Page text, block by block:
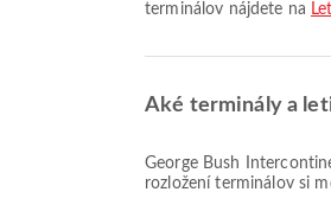
terminálov nájdete na
Aké terminály a
George Bush Intercontinental Airport ponúka Kyvadlová doprava, Modlitebňa, Taxi a mnoho ďalších možností, ktoré zlepšia váš cestovný zážitok. Podrobnosti o zariadeniach a
rozložení terminálov si